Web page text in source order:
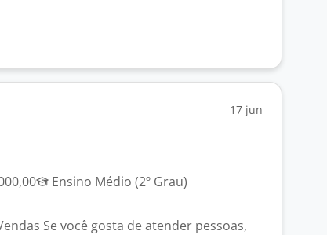
17 jun
Ensino Médio (2º Grau)
Se você gosta de atender pessoas,